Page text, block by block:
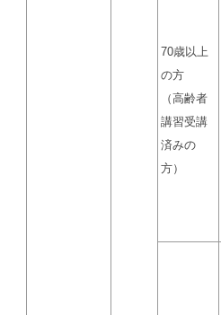
70歳以上
の方
（高齢者
講習受講
済みの
方）